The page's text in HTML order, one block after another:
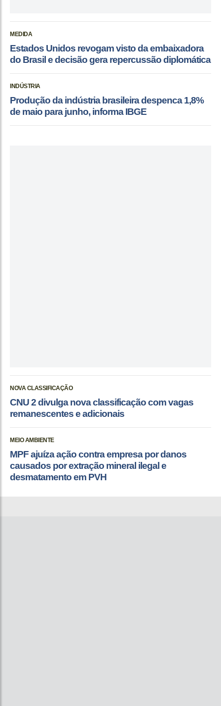
MEDIDA
Estados Unidos revogam visto da embaixadora
do Brasil e decisão gera repercussão diplomática
INDÚSTRIA
Produção da indústria brasileira despenca 1,8%
de maio para junho, informa IBGE
NOVA CLASSIFICAÇÃO
CNU 2 divulga nova classificação com vagas
remanescentes e adicionais
MEIO AMBIENTE
MPF ajuíza ação contra empresa por danos
causados por extração mineral ilegal e
desmatamento em PVH